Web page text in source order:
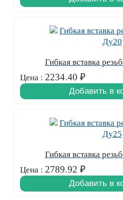
Гибкая вставка
Цена : 2234.40 ₽
Добавить в
Гибкая вставка
Цена : 2789.92 ₽
Добавить в